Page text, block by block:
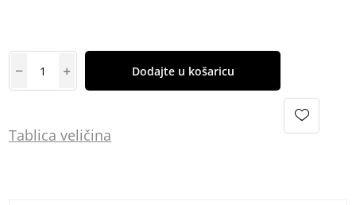
Dodajte u košaricu
Tablica veličina